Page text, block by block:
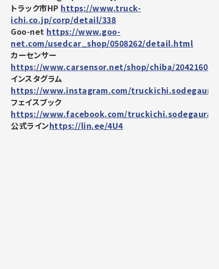
トラック市HP https://www.truck-
ichi.co.jp/corp/detail/338
Goo-net https://www.goo-
net.com/usedcar_shop/0508262/detail.html
カーセンサー
https://www.carsensor.net/shop/chiba/
インスタグラム
https://www.instagram.com/truckichi.sodegaura/
フェイスブック
https://www.facebook.com/truckichi.sodegaura
公式ラインhttps://lin.ee/4U4